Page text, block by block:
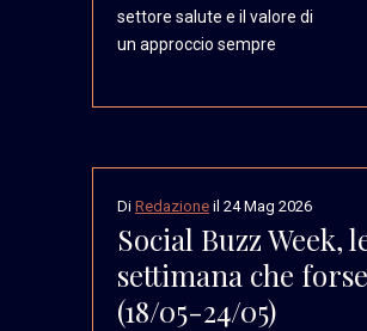
settore salute e il valore di
un approccio sempre
Di Redazione il 24 Mag 2026
Social Buzz Week,
settimana che
(18/05-24/05)